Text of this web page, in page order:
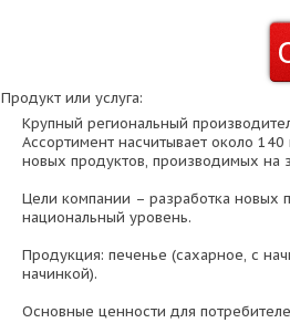
Продукт или услуга:
Крупный региональный
Ассортимент насчитывает около
новых продуктов, производимых на
Цели компании – разработка новых
национальный уровень.
Продукция: печенье (сахарное, с
начинкой).
Основные ценности для